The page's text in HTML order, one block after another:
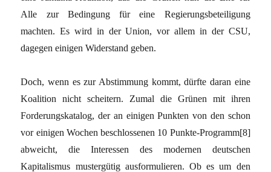
Alle zur Bedingung für eine Regierungsbeteiligung
machten. Es wird in der Union, vor allem in der CSU,
dagegen einigen Widerstand geben.
Doch, wenn es zur Abstimmung kommt, dürfte daran eine
Koalition nicht scheitern. Zumal die Grünen mit ihren
Forderungskatalog, der an einigen Punkten von den schon
vor einigen Wochen beschlossenen 10 Punkte-Programm[8]
abweicht, die Interessen des modernen deutschen
Kapitalismus mustergütig ausformulieren. Ob es um den